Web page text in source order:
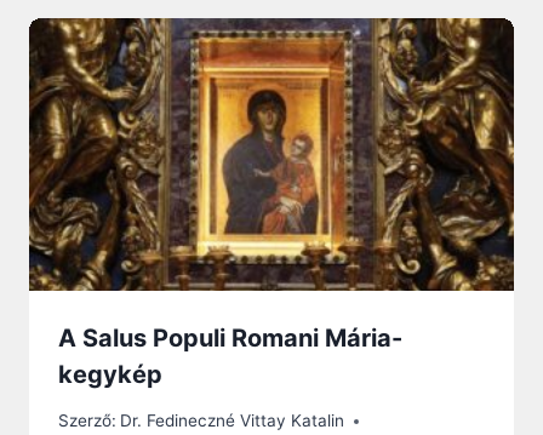
A Salus Populi Romani Mária-
kegykép
Szerző: Dr. Fedineczné Vittay Katalin